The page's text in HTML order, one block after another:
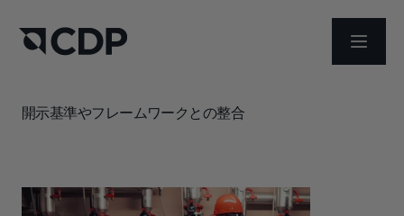
メニュ
開示基準やフレームワークとの整合